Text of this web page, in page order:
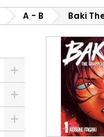
A - B Baki